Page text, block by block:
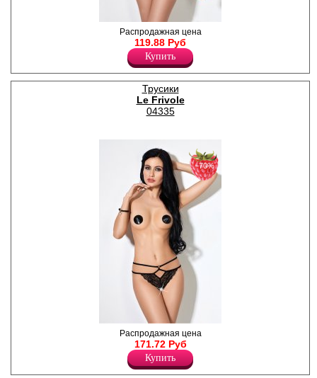
Соблазнительные трусики с
открытым доступом и
нежной юбочкой.
Полиамид 91%
Спандекс 9%
Распродажная цена
119.88 Руб
Купить
Трусики
Le Frivole
04335
Пленительные высокие
трусики с открытым
доступом.
Лайкра 24%
Полиамид 76%
−70%
Распродажная цена
171.72 Руб
Купить